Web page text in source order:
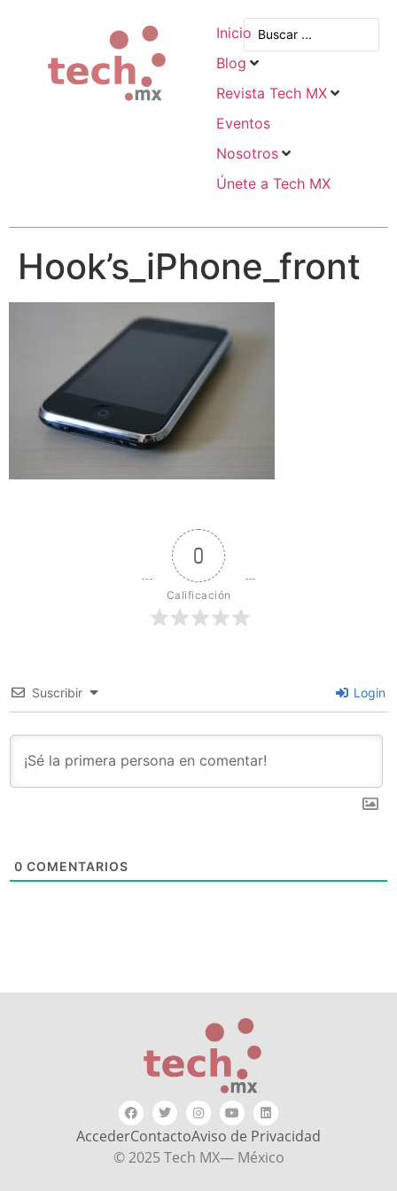
Inicio
Blog
Revista Tech MX
Eventos
Nosotros
Únete a Tech MX
Hook’s_iPhone_front
0
Calificación
Suscribir Login
0 COMENTARIOS
AccederContactoAviso de Privacidad
© 2025 Tech MX— México